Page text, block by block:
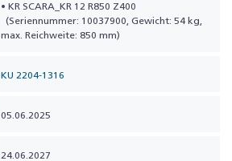
• KR SCARA_KR 12 R850 Z400
(Seriennummer: 10037900, Gewicht: 54 kg,
max. Reichweite: 850 mm)
KU 2204-1316
05.06.2025
24.06.2027